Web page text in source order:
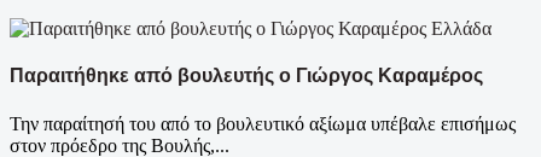
Ελλάδα
Παραιτήθηκε από βουλευτής ο Γιώργος Καραμέρος
Την παραίτησή του από το βουλευτικό αξίωμα υπέβαλε επισήμως
στον πρόεδρο της Βουλής,...